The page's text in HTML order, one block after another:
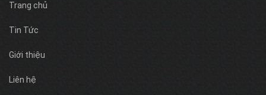
Trang chủ
Tin Tức
Giới thiệu
Liên hệ